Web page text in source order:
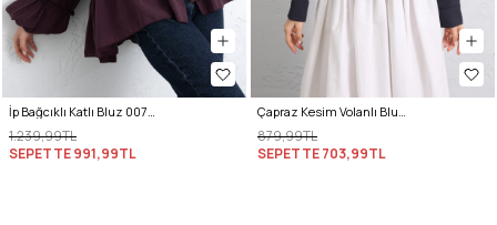
İp Bağcıklı Katlı Bluz 0073 - MÜRDÜM
1.239,99TL
SEPETTE991,99TL
Çapraz Kesim Volanlı Bluz Y0070 - LACİVERT
879,99TL
SEPETTE703,99TL